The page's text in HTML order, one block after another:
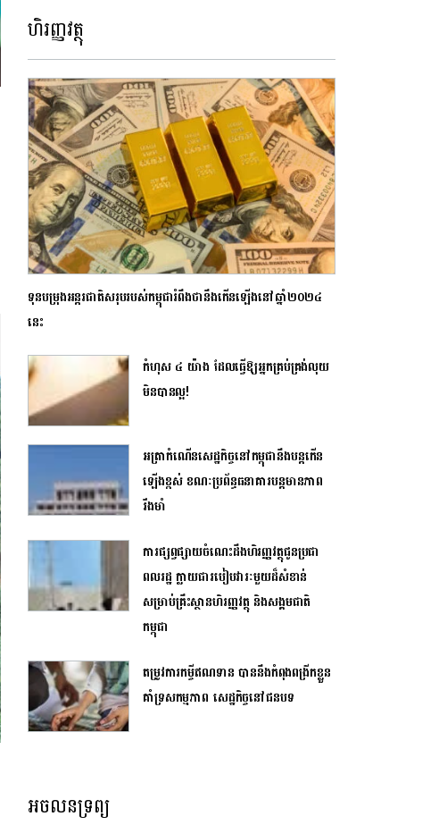
ហិរញ្ញវត្ថុ
ទុនបម្រុងអន្តរជាតិសរុបរបស់កម្ពុជារំពឹងថានឹងកើនឡើងនៅឆ្នាំ២០២៤
នេះ
កំហុស ៤ យ៉ាង ដែលធ្វើឱ្យអ្នកគ្រប់គ្រង់លុយ
មិនបានល្អ!
អត្រាកំណើនសេដ្ឋកិច្ចនៅកម្ពុជានឹងបន្តកើន
ឡើងខ្ពស់ ខណៈប្រព័ន្ធធនាគារបន្តមានភាព
រឹងមាំ
ការផ្សព្វផ្សាយចំណេះដឹងហិរញ្ញវត្ថុជូនប្រជា
ពលរដ្ឋ ក្លាយជារបៀបវារៈមួយដ៏សំខាន់
សម្រាប់គ្រឹះស្ថានហិរញ្ញវត្ថុ និងសង្គមជាតិ
កម្ពុជា
តម្រូវការកម្ចីឥណទាន​ បាននឹងកំពុងពង្រីកខ្លួន
គាំទ្រសកម្មភាព សេដ្ឋកិច្ច​នៅជនបទ
អចលនទ្រព្យ